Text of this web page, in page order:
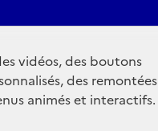
vidéos, des boutons
des remontées
animés et interactifs.